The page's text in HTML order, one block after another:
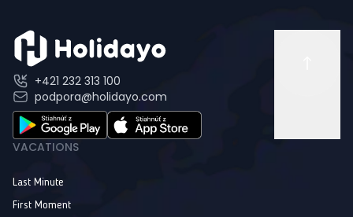
+421 232 313 100
podpora@holidayo.com
VACATIONS
Last Minute
First Moment